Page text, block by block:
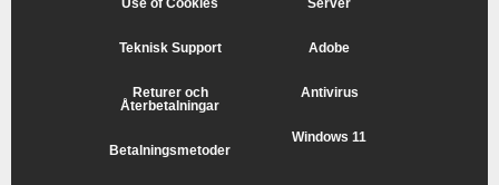
Teknisk Support
Returer och
Återbetalningar
Betalningsmetoder
Adobe
Antivirus
Windows 11